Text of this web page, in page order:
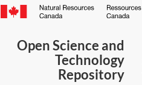
Canada.ca
Open Science and
Technology
Repository